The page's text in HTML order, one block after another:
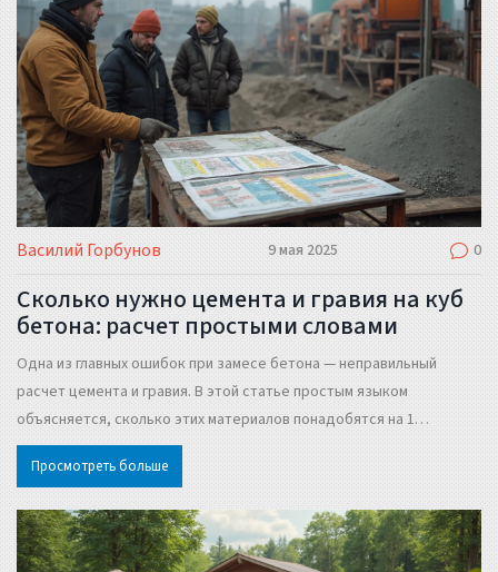
старте.
Василий Горбунов 9 мая 2025 0
Сколько нужно цемента и гравия на куб
бетона: расчет простыми словами
Одна из главных ошибок при замесе бетона — неправильный
расчет цемента и гравия. В этой статье простым языком
объясняется, сколько этих материалов понадобятся на 1
кубический метр бетона, от чего зависит точное количество, и на
что важно обратить внимание. Здесь вы найдете удобные
разберём, почему экономить на гравии или цементе — не лучшая
идея. Всё по делу, без лишних теорий.
Просмотреть больше